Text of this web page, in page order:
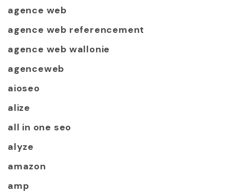
agence web
agence web referencement
agence web wallonie
agenceweb
aioseo
alize
all in one seo
alyze
amazon
amp